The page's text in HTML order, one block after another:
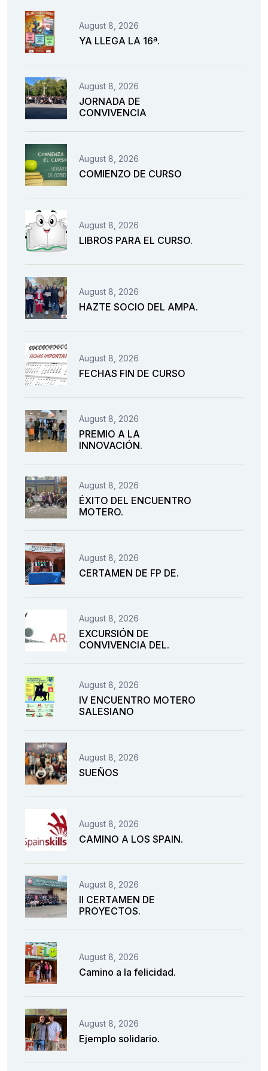
August 8, 2026
YA LLEGA LA 16ª.
August 8, 2026
JORNADA DE
CONVIVENCIA
August 8, 2026
COMIENZO DE CURSO
August 8, 2026
LIBROS PARA EL CURSO.
August 8, 2026
HAZTE SOCIO DEL AMPA.
August 8, 2026
FECHAS FIN DE CURSO
August 8, 2026
PREMIO A LA
INNOVACIÓN.
August 8, 2026
ÉXITO DEL ENCUENTRO
MOTERO.
August 8, 2026
CERTAMEN DE FP DE.
August 8, 2026
EXCURSIÓN DE
CONVIVENCIA DEL.
August 8, 2026
IV ENCUENTRO MOTERO
SALESIANO
August 8, 2026
SUEÑOS
August 8, 2026
CAMINO A LOS SPAIN.
August 8, 2026
II CERTAMEN DE
PROYECTOS.
August 8, 2026
Camino a la felicidad.
August 8, 2026
Ejemplo solidario.